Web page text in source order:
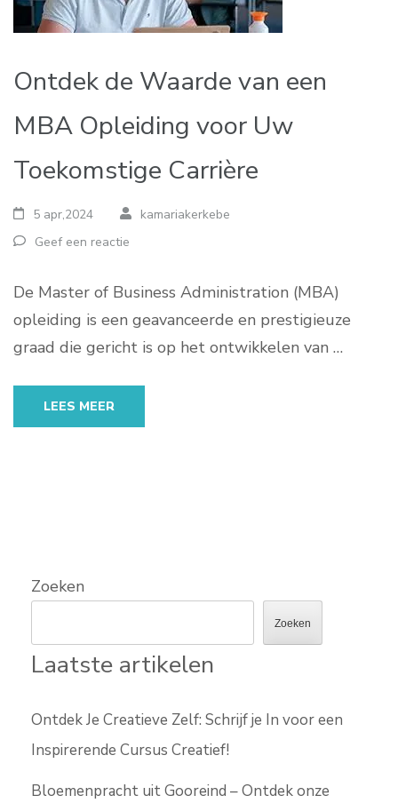
Ontdek de Waarde van een
MBA Opleiding voor Uw
Toekomstige Carrière
5 apr,2024
kamariakerkebe
Geef een reactie
De Master of Business Administration (MBA)
opleiding is een geavanceerde en prestigieuze
graad die gericht is op het ontwikkelen van …
LEES MEER
Zoeken
Zoeken
Laatste artikelen
Ontdek Je Creatieve Zelf: Schrijf je In voor een
Inspirerende Cursus Creatief!
Bloemenpracht uit Gooreind – Ontdek onze